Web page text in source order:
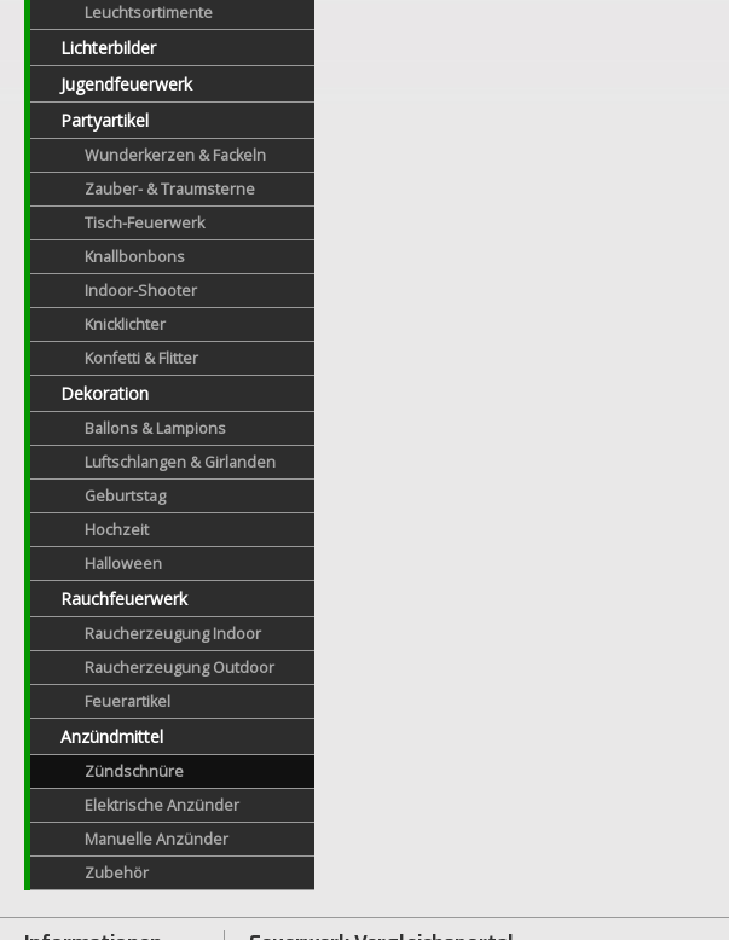
Leuchtsortimente
Lichterbilder
Jugendfeuerwerk
Partyartikel
Wunderkerzen & Fackeln
Zauber- & Traumsterne
Tisch-Feuerwerk
Knallbonbons
Indoor-Shooter
Knicklichter
Konfetti & Flitter
Dekoration
Ballons & Lampions
Luftschlangen & Girlanden
Geburtstag
Hochzeit
Halloween
Rauchfeuerwerk
Raucherzeugung Indoor
Raucherzeugung Outdoor
Feuerartikel
Anzündmittel
Zündschnüre
Elektrische Anzünder
Manuelle Anzünder
Zubehör